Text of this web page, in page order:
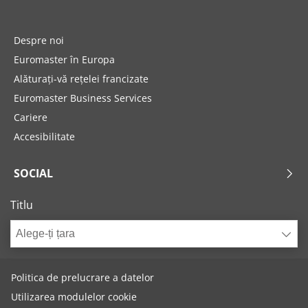
Despre noi
Euromaster în Europa
Alăturați-vă rețelei francizate
Euromaster Business Services
Cariere
Accesibilitate
SOCIAL
Titlu
Alege-ți țara
Politica de prelucrare a datelor
Utilizarea modulelor cookie